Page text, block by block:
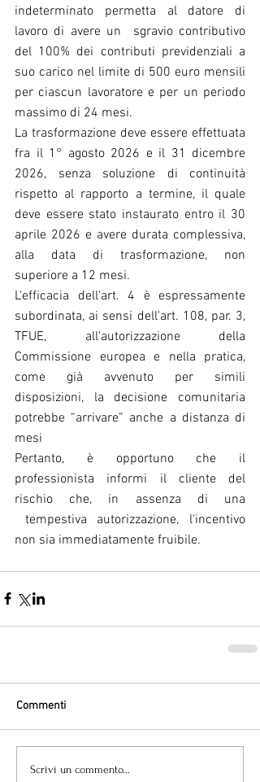
indeterminato permetta al datore di
lavoro di avere un  sgravio contributivo
del 100% dei contributi previdenziali a
suo carico nel limite di 500 euro mensili
per ciascun lavoratore e per un periodo
massimo di 24 mesi.
La trasformazione deve essere effettuata
fra il 1° agosto 2026 e il 31 dicembre
2026, senza soluzione di continuità
rispetto al rapporto a termine, il quale
deve essere stato instaurato entro il 30
aprile 2026 e avere durata complessiva,
alla data di trasformazione, non
superiore a 12 mesi.
L'efficacia dell'art. 4 è espressamente
subordinata, ai sensi dell'art. 108, par. 3,
TFUE, all'autorizzazione della
Commissione europea e nella pratica,
come già avvenuto per simili
disposizioni, la decisione comunitaria
potrebbe “arrivare” anche a distanza di
mesi
Pertanto, è opportuno che il
professionista informi il cliente del
rischio che, in assenza di una
tempestiva autorizzazione, l'incentivo
non sia immediatamente fruibile.
Commenti
Scrivi un commento...